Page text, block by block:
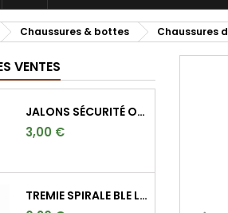
Chaussures & bottes Chaussures
VENTES
JALONS SÉCURITÉ ORANGE FLUO POUR MARQUER L'ANGLE DE 30°
3,00 €
TREMIE SPIRALE BLE LONGUE 9CM